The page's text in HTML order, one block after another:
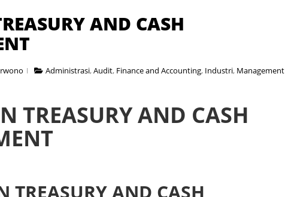
AND CASH
Administrasi,Audit, Finance and Accounting, Industri, Management
TREASURY AND CASH
TREASURY AND CASH